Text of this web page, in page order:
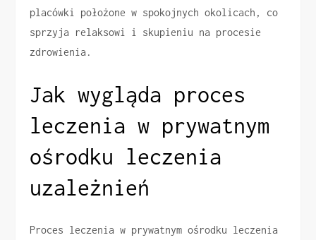
placówki położone w spokojnych okolicach, co
sprzyja relaksowi i skupieniu na procesie
zdrowienia.
Jak wygląda proces
leczenia w prywatnym
ośrodku leczenia
uzależnień
Proces leczenia w prywatnym ośrodku leczenia